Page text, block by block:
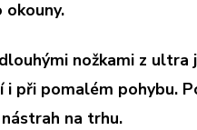
okouny.
nožkami z ultra
při pomalém pohybu.
na trhu.